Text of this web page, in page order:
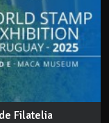
Filatelia